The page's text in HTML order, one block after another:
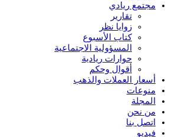
مجتمع ريادي
تقارير
زوايا نظر
كتاب الأسبوع
المسؤولية الاجتماعية
حوارات ريادية
أقوال وحكم
أسعار العملات والذهب
منوعات
المجلة
من نحن
اتصل بنا
فيديو